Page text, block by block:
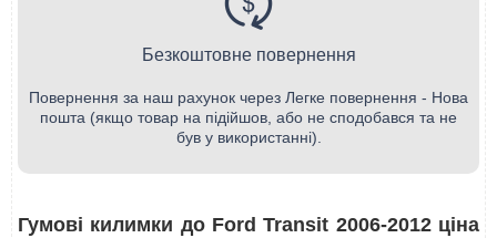
Безкоштовне повернення
Повернення за наш рахунок через Легке повернення - Нова
пошта (якщо товар на підійшов, або не сподобався та не
був у використанні).
Гумові килимки до Ford Transit 2006-2012 ціна